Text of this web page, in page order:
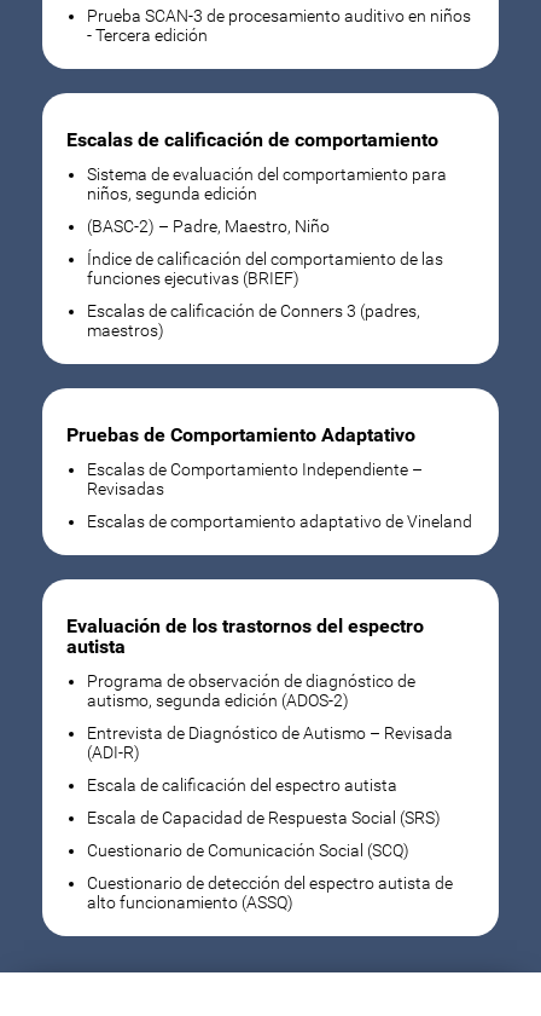
Prueba SCAN-3 de procesamiento auditivo en niños
- Tercera edición
Escalas de calificación de comportamiento
Sistema de evaluación del comportamiento para
niños, segunda edición
(BASC-2) – Padre, Maestro, Niño
Índice de calificación del comportamiento de las
funciones ejecutivas (BRIEF)
Escalas de calificación de Conners 3 (padres,
maestros)
Pruebas de Comportamiento Adaptativo
Escalas de Comportamiento Independiente –
Revisadas
Escalas de comportamiento adaptativo de Vineland
Evaluación de los trastornos del espectro
autista
Programa de observación de diagnóstico de
autismo, segunda edición (ADOS-2)
Entrevista de Diagnóstico de Autismo – Revisada
(ADI-R)
Escala de calificación del espectro autista
Escala de Capacidad de Respuesta Social (SRS)
Cuestionario de Comunicación Social (SCQ)
Cuestionario de detección del espectro autista de
alto funcionamiento (ASSQ)